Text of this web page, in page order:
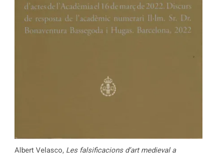
Albert Velasco, Les falsificacions d’art medieval a